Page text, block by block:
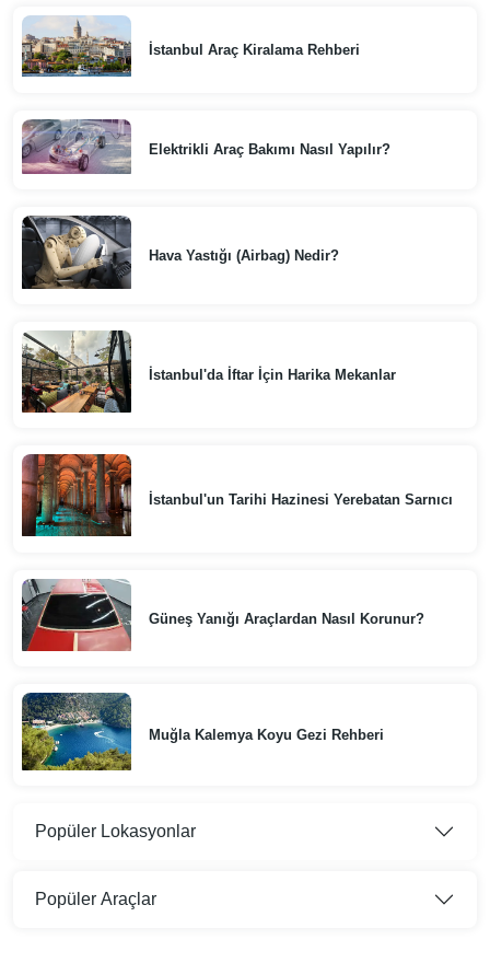
İstanbul Araç Kiralama Rehberi
Elektrikli Araç Bakımı Nasıl Yapılır?
Hava Yastığı (Airbag) Nedir?
İstanbul'da İftar İçin Harika Mekanlar
İstanbul'un Tarihi Hazinesi Yerebatan Sarnıcı
Güneş Yanığı Araçlardan Nasıl Korunur?
Muğla Kalemya Koyu Gezi Rehberi
Popüler Lokasyonlar
Popüler Araçlar